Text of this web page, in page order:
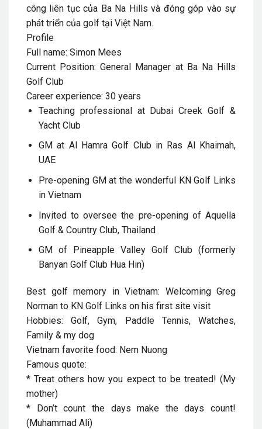
công liên tục của Ba Na Hills và đóng góp vào sự
phát triển của golf tại Việt Nam.
Profile
Full name: Simon Mees
Current Position: General Manager at Ba Na Hills
Golf Club
Career experience: 30 years
Teaching professional at Dubai Creek Golf &
Yacht Club
GM at Al Hamra Golf Club in Ras Al Khaimah,
UAE
Pre-opening GM at the wonderful KN Golf Links
in Vietnam
Invited to oversee the pre-opening of Aquella
Golf & Country Club, Thailand
GM of Pineapple Valley Golf Club (formerly
Banyan Golf Club Hua Hin)
Best golf memory in Vietnam: Welcoming Greg
Norman to KN Golf Links on his first site visit
Hobbies: Golf, Gym, Paddle Tennis, Watches,
Family & my dog
Vietnam favorite food: Nem Nuong
Famous quote:
* Treat others how you expect to be treated! (My
mother)
* Don’t count the days make the days count!
(Muhammad Ali)